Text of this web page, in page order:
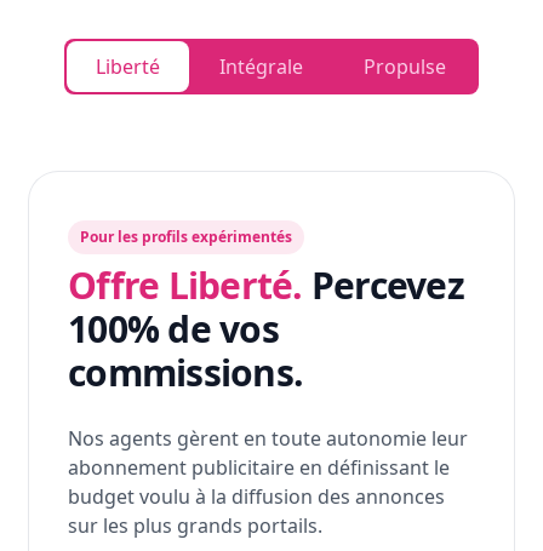
Liberté Intégrale Propulse
Pour les profils expérimentés
Offre Liberté. Percevez
100% de vos
commissions.
Nos agents gèrent en toute autonomie leur
abonnement publicitaire en définissant le
budget voulu à la diffusion des annonces
sur les plus grands portails.